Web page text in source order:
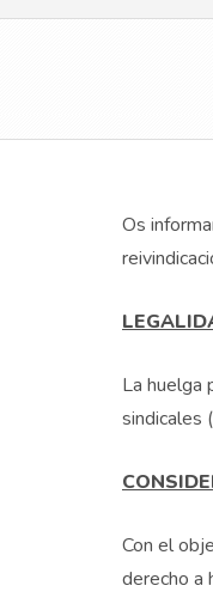
Os
La huelga
sindicales
Con el
derecho a